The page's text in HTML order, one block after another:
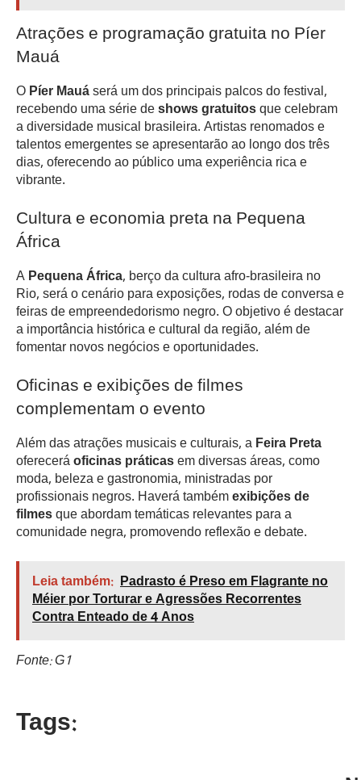
Atrações e programação gratuita no Píer
Mauá
OPíer Mauáserá um dos principais palcos do festival,
recebendo uma série deshows gratuitosque celebram
a diversidade musical brasileira. Artistas renomados e
talentos emergentes se apresentarão ao longo dos três
dias, oferecendo ao público uma experiência rica e
vibrante.
Cultura e economia preta na Pequena
África
APequena África, berço da cultura afro-brasileira no
Rio, será o cenário para exposições, rodas de conversa e
feiras de empreendedorismo negro. O objetivo é destacar
a importância histórica e cultural da região, além de
fomentar novos negócios e oportunidades.
Oficinas e exibições de filmes
complementam o evento
Além das atrações musicais e culturais, aFeira Preta
ofereceráoficinas práticasem diversas áreas, como
moda, beleza e gastronomia, ministradas por
profissionais negros. Haverá tambémexibições de
filmesque abordam temáticas relevantes para a
comunidade negra, promovendo reflexão e debate.
Leia também: Padrasto é Preso em Flagrante no
Méier por Torturar e Agressões Recorrentes
Contra Enteado de 4 Anos
Fonte: G1
Tags: